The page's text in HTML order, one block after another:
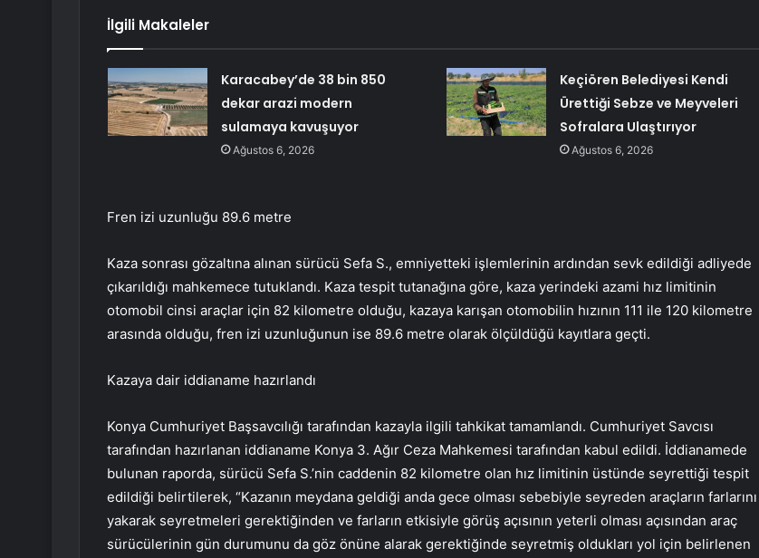
İlgili Makaleler
Karacabey’de 38 bin 850
dekar arazi modern
sulamaya kavuşuyor
Ağustos 6, 2026
Keçiören Belediyesi Kendi
Ürettiği Sebze ve Meyveleri
Sofralara Ulaştırıyor
Ağustos 6, 2026
Fren izi uzunluğu 89.6 metre
Kaza sonrası gözaltına alınan sürücü Sefa S., emniyetteki işlemlerinin ardından sevk edildiği adliyede
çıkarıldığı mahkemece tutuklandı. Kaza tespit tutanağına göre, kaza yerindeki azami hız limitinin
otomobil cinsi araçlar için 82 kilometre olduğu, kazaya karışan otomobilin hızının 111 ile 120 kilometre
arasında olduğu, fren izi uzunluğunun ise 89.6 metre olarak ölçüldüğü kayıtlara geçti.
Kazaya dair iddianame hazırlandı
Konya Cumhuriyet Başsavcılığı tarafından kazayla ilgili tahkikat tamamlandı. Cumhuriyet Savcısı
tarafından hazırlanan iddianame Konya 3. Ağır Ceza Mahkemesi tarafından kabul edildi. İddianamede
bulunan raporda, sürücü Sefa S.’nin caddenin 82 kilometre olan hız limitinin üstünde seyrettiği tespit
edildiği belirtilerek, “Kazanın meydana geldiği anda gece olması sebebiyle seyreden araçların farlarını
yakarak seyretmeleri gerektiğinden ve farların etkisiyle görüş açısının yeterli olması açısından araç
sürücülerinin gün durumunu da göz önüne alarak gerektiğinde seyretmiş oldukları yol için belirlenen